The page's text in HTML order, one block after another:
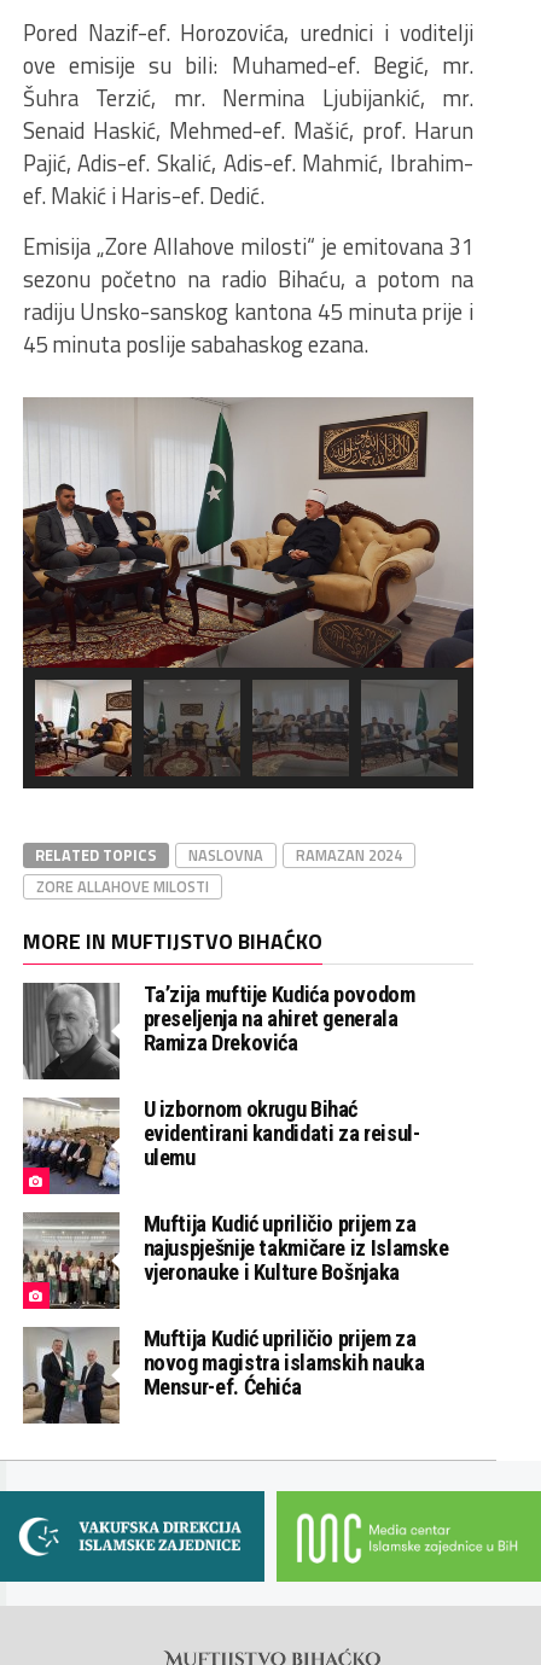
Pored Nazif-ef. Horozovića, urednici i voditelji
ove emisije su bili: Muhamed-ef. Begić, mr.
Šuhra Terzić, mr. Nermina Ljubijankić, mr.
Senaid Haskić, Mehmed-ef. Mašić, prof. Harun
Pajić, Adis-ef. Skalić, Adis-ef. Mahmić, Ibrahim-
ef. Makić i Haris-ef. Dedić.
Emisija „Zore Allahove milosti“ je emitovana 31
sezonu početno na radio Bihaću, a potom na
radiju Unsko-sanskog kantona 45 minuta prije i
45 minuta poslije sabahaskog ezana.
RELATED TOPICS NASLOVNA
RAMAZAN 2024
ZORE ALLAHOVE MILOSTI
MORE IN MUFTIJSTVO BIHAĆKO
Ta’zija muftije Kudića povodom
preseljenja na ahiret generala
Ramiza Drekovića
U izbornom okrugu Bihać
evidentirani kandidati za reisul-
ulemu
Muftija Kudić upriličio prijem za
najuspješnije takmičare iz Islamske
vjeronauke i Kulture Bošnjaka
Muftija Kudić upriličio prijem za
novog magistra islamskih nauka
Mensur-ef. Ćehića